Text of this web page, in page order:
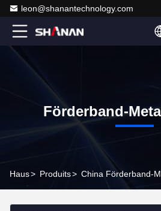
leon@shanantechnology.com
Förderband-
Haus> Produits> China Förderband-